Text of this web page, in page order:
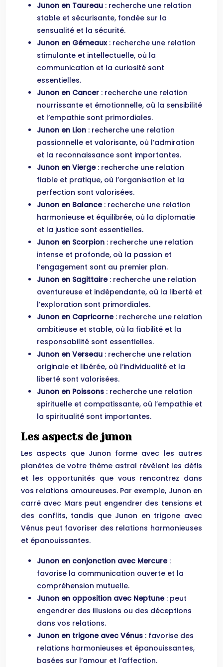
Junon en Taureau : recherche une relation
stable et sécurisante, fondée sur la
sensualité et la sécurité.
Junon en Gémeaux : recherche une relation
stimulante et intellectuelle, où la
communication et la curiosité sont
essentielles.
Junon en Cancer : recherche une relation
nourrissante et émotionnelle, où la sensibilité
et l’empathie sont primordiales.
Junon en Lion : recherche une relation
passionnelle et valorisante, où l’admiration
et la reconnaissance sont importantes.
Junon en Vierge : recherche une relation
fiable et pratique, où l’organisation et la
perfection sont valorisées.
Junon en Balance : recherche une relation
harmonieuse et équilibrée, où la diplomatie
et la justice sont essentielles.
Junon en Scorpion : recherche une relation
intense et profonde, où la passion et
l’engagement sont au premier plan.
Junon en Sagittaire : recherche une relation
aventureuse et indépendante, où la liberté et
l’exploration sont primordiales.
Junon en Capricorne : recherche une relation
ambitieuse et stable, où la fiabilité et la
responsabilité sont essentielles.
Junon en Verseau : recherche une relation
originale et libérée, où l’individualité et la
liberté sont valorisées.
Junon en Poissons : recherche une relation
spirituelle et compatissante, où l’empathie et
la spiritualité sont importantes.
Les aspects de junon
Les aspects que Junon forme avec les autres
planètes de votre thème astral révèlent les défis
et les opportunités que vous rencontrez dans
vos relations amoureuses. Par exemple, Junon en
carré avec Mars peut engendrer des tensions et
des conflits, tandis que Junon en trigone avec
Vénus peut favoriser des relations harmonieuses
et épanouissantes.
Junon en conjonction avec Mercure :
favorise la communication ouverte et la
compréhension mutuelle.
Junon en opposition avec Neptune : peut
engendrer des illusions ou des déceptions
dans vos relations.
Junon en trigone avec Vénus : favorise des
relations harmonieuses et épanouissantes,
basées sur l’amour et l’affection.